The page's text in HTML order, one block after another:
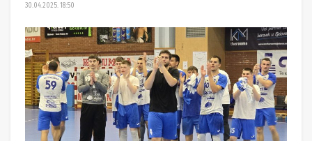
30.04.2025. 18:50